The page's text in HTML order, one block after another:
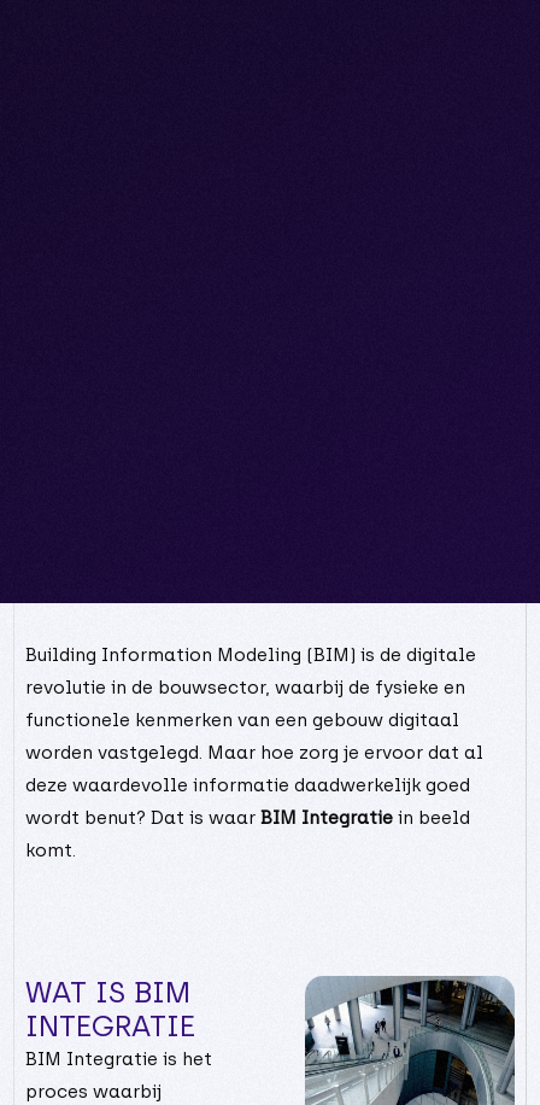
Building Information Modeling (BIM) is de digitale
revolutie in de bouwsector, waarbij de fysieke en
functionele kenmerken van een gebouw digitaal
worden vastgelegd. Maar hoe zorg je ervoor dat al
deze waardevolle informatie daadwerkelijk goed
wordt benut? Dat is waar BIM Integratiein beeld
komt.
WAT IS BIM
INTEGRATIE
BIM Integratie is het
proces waarbij
4
9
3
7
9
1
6
8
0
6
1
3
5